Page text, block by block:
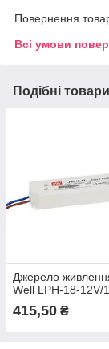
Повернення
Всі умови
Подібні
Джерело
Well LPH-18-12V/
415,50 ₴